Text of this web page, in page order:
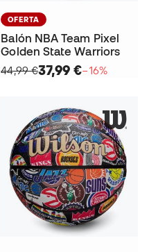
OFERTA
Balón NBA Team Pixel
Golden State Warriors
44,99 €37,99 €−16%